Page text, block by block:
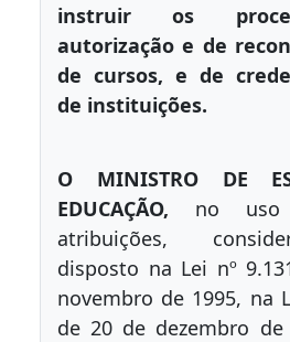
instruir os
autorização e de
de cursos, e de
de instituições.
O MINISTRO DE
EDUCAÇÃO, no uso
atribuições,
disposto na Lei nº
novembro de 1995, na
de 20 de dezembro